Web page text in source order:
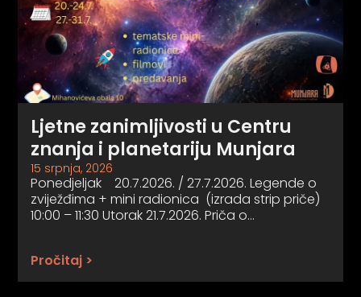
Ljetne zanimljivosti u Centru
znanja i planetariju Munjara
15 srpnja, 2026
Ponedjeljak 20.7.2026. / 27.7.2026. Legende o
zviježđima + mini radionica (izrada strip priče)
10:00 – 11:30 Utorak 21.7.2026. Priča o…
Pročitaj >